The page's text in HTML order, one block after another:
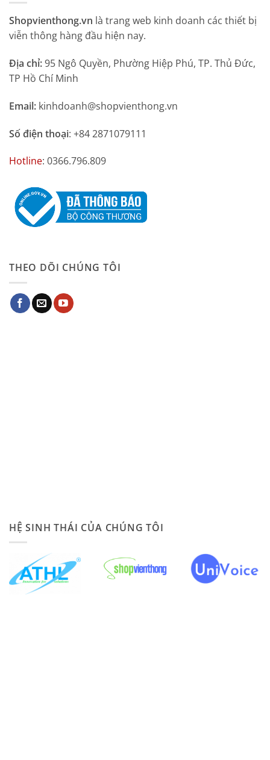
Shopvienthong.vn là trang web kinh doanh các thiết bị
viễn thông hàng đầu hiện nay.
Địa chỉ:95 Ngô Quyền, Phường Hiệp Phú, TP. Thủ Đức,
TP Hồ Chí Minh
Email: kinhdoanh@shopvienthong.vn
Số điện thoại: +84 2871079111
Hotline: 0366.796.809
THEO DÕI CHÚNG TÔI
HỆ SINH THÁI CỦA CHÚNG TÔI